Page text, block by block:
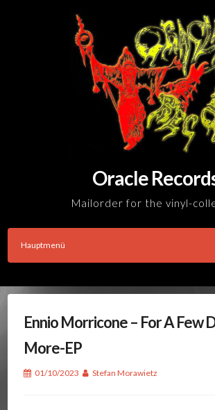
Oracle
Mailorder for the vinyl-
Hauptmenü
Ennio Morricone – For A Few
More-EP
01/10/2023 Stefan Morawietz